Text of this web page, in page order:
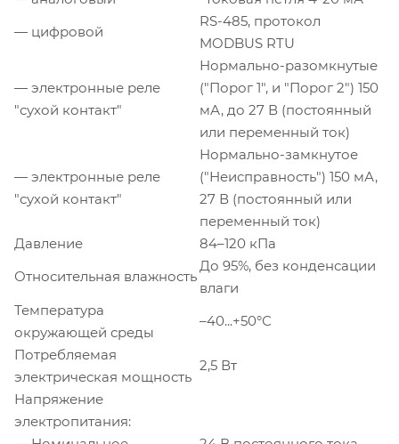
— цифровой
RS-485, протокол
MODBUS RTU
— электронные реле
"сухой контакт"
Нормально-разомкнутые
("Порог 1", и "Порог 2") 150
мА, до 27 В (постоянный
или переменный ток)
— электронные реле
"сухой контакт"
Нормально-замкнутое
("Неисправность") 150 мА,
27 В (постоянный или
переменный ток)
Давление
84–120 кПа
Относительная влажность
До 95%, без конденсации
влаги
Температура
окружающей среды
–40...+50°С
Потребляемая
электрическая мощность
2,5 Вт
Напряжение
электропитания: